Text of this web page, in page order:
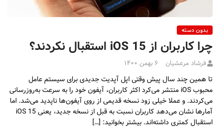
بدون دسته
چرا کاربران از iOS 15 استقبال نکردند؟
فرشاد مرعشیان ۶ بهمن ۱۴۰۰
تا همین چند سال پیش وقتی اپل آپدیت جدیدی برای سیستم عامل
محبوب iOS منتشر می‌کرد اکثر کاربران، آیفون‌ خود را به سرعت به‌روزرسانی
می‌کردند. و عملا خیلی زود نسخه قدیمی از روی آیفون‌ها ناپدید می‌شد. اما
آمار‌ها نشان می‌دهد کاربران نسبت به قبل از نسخه جدید، یعنی iOS 15
استقبال کمتری داشته‌اند. بیشتر بخوانید: […]